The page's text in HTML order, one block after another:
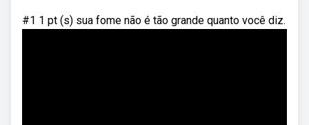
#1 1 pt (s) sua fome não é tão grande quanto você diz.